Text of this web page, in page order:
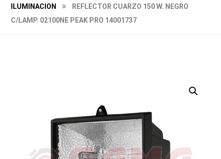
ILUMINACION
REFLECTOR CUARZO 150 W. NEGRO
C/LAMP. 02100NE PEAK PRO 14001737